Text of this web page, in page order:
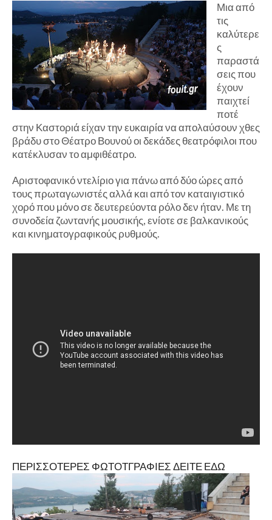
Μια από
τις
καλύτερε
ς
παραστά
σεις που
έχουν
παιχτεί
ποτέ
στην Καστοριά είχαν την ευκαιρία να απολαύσουν χθες
βράδυ στο Θέατρο Βουνού οι δεκάδες θεατρόφιλοι που
κατέκλυσαν το αμφιθέατρο.
Αριστοφανικό ντελίριο για πάνω από δύο ώρες από
τους πρωταγωνιστές αλλά και από τον καταιγιστικό
χορό που μόνο σε δευτερεύοντα ρόλο δεν ήταν. Με τη
συνοδεία ζωντανής μουσικής, ενίοτε σε βαλκανικούς
και κινηματογραφικούς ρυθμούς.
ΠΕΡΙΣΣΟΤΕΡΕΣ ΦΩΤΟΤΓΡΑΦΙΕΣ ΔΕΙΤΕ ΕΔΩ